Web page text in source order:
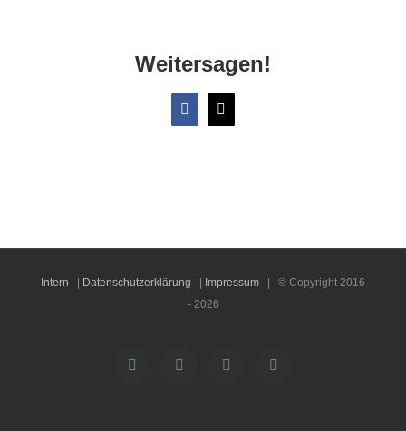
Weitersagen!
Facebook
X
Intern | Datenschutzerklärung | Impressum | © Copyright 2016
- 2026
FacebookInstagramYouTubeRss